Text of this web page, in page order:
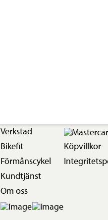
Verkstad
Bikefit
Förmånscykel
Kundtjänst
Om oss
Köpvillkor